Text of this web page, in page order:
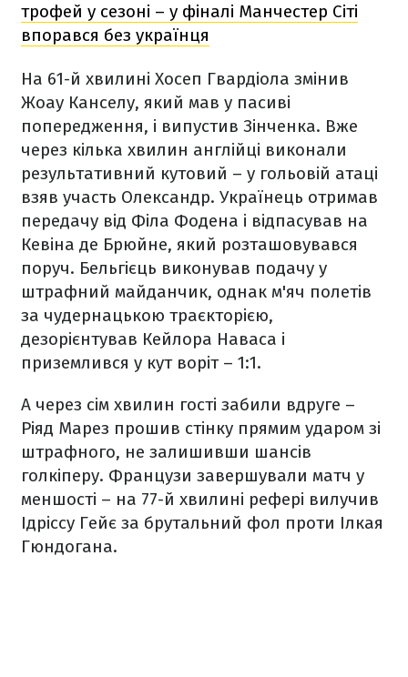
трофей у сезоні – у фіналі Манчестер Сіті
впорався без українця
На 61-й хвилині Хосеп Гвардіола змінив
Жоау Канселу, який мав у пасиві
попередження, і випустив Зінченка. Вже
через кілька хвилин англійці виконали
результативний кутовий – у гольовій атаці
взяв участь Олександр. Українець отримав
передачу від Філа Фодена і відпасував на
Кевіна де Брюйне, який розташовувався
поруч. Бельгієць виконував подачу у
штрафний майданчик, однак м'яч полетів
за чудернацькою траєкторією,
дезорієнтував Кейлора Наваса і
приземлився у кут воріт – 1:1.
А через сім хвилин гості забили вдруге –
Ріяд Марез прошив стінку прямим ударом зі
штрафного, не залишивши шансів
голкіперу. Французи завершували матч у
меншості – на 77-й хвилині рефері вилучив
Ідріссу Гейє за брутальний фол проти Ілкая
Гюндогана.